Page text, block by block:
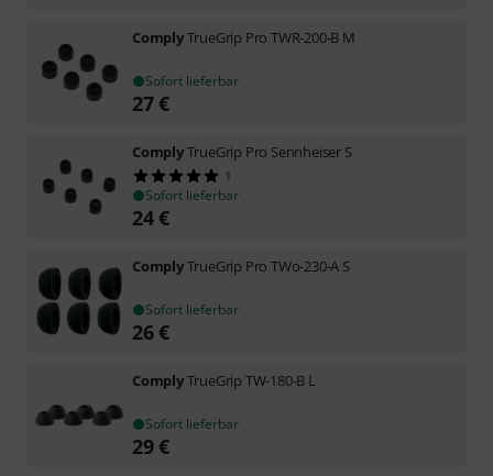
ComplyTrueGrip Pro TWR-200-B M
Sofort lieferbar
27€
ComplyTrueGrip Pro Sennheiser S
1
Sofort lieferbar
24€
ComplyTrueGrip Pro TWo-230-A S
Sofort lieferbar
26€
ComplyTrueGrip TW-180-B L
Sofort lieferbar
29€